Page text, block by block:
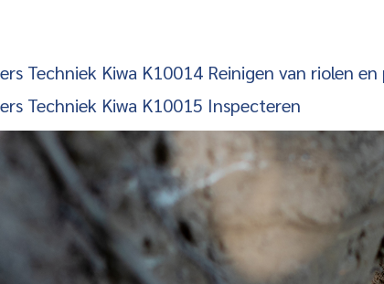
Techniek Kiwa K10014 Reinigen van riolen
Techniek Kiwa K10015 Inspecteren